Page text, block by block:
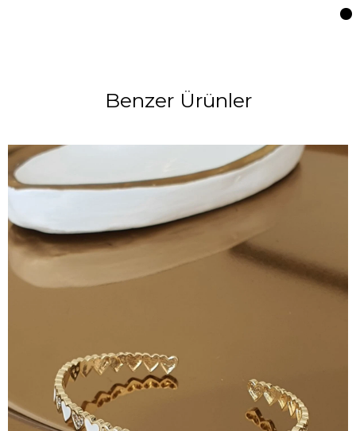
Benzer Ürünler